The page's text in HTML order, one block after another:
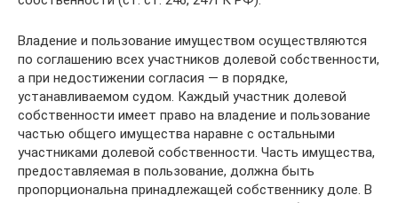
Владение и пользование имуществом осуществляются
по соглашению всех участников долевой собственности,
а при недостижении согласия — в порядке,
устанавливаемом судом. Каждый участник долевой
собственности имеет право на владение и пользование
частью общего имущества наравне с остальными
участниками долевой собственности. Часть имущества,
предоставляемая в пользование, должна быть
пропорциональна принадлежащей собственнику доле. В